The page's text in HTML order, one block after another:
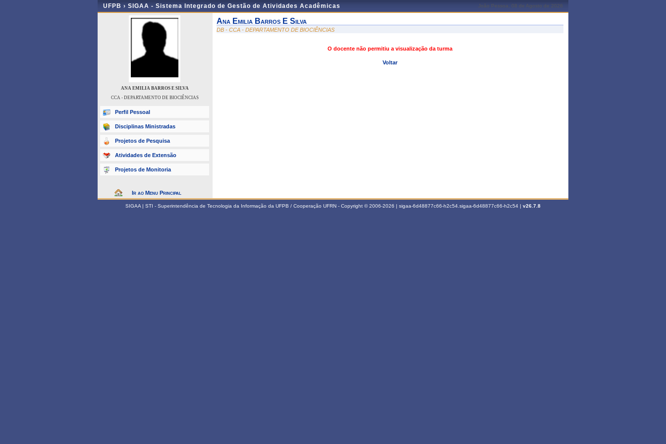
UFPB › SIGAA - Sistema Integrado de Gestão de Atividades Acadêmicas João Pessoa, 08 de Agosto de 2026
ANA EMILIA BARROS E SILVA
CCA - DEPARTAMENTO DE BIOCIÊNCIAS
Perfil Pessoal
Disciplinas Ministradas
Projetos de Pesquisa
Atividades de Extensão
Projetos de Monitoria
Ir ao Menu Principal
Ana Emilia Barros E Silva
DB - CCA - DEPARTAMENTO DE BIOCIÊNCIAS
O docente não permitiu a visualização da turma
Voltar
SIGAA | STI - Superintendência de Tecnologia da Informação da UFPB / Cooperação UFRN - Copyright © 2006-2026 | sigaa-6d48877c66-h2c54.sigaa-6d48877c66-h2c54 | v26.7.8